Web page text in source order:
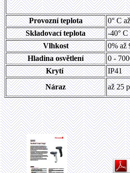
Provozní teplota
0° C
Skladovací teplota
-40° C
Vlhkost
0% až
Hladina osvětlení
0 -
Krytí
IP41
Náraz
až 25